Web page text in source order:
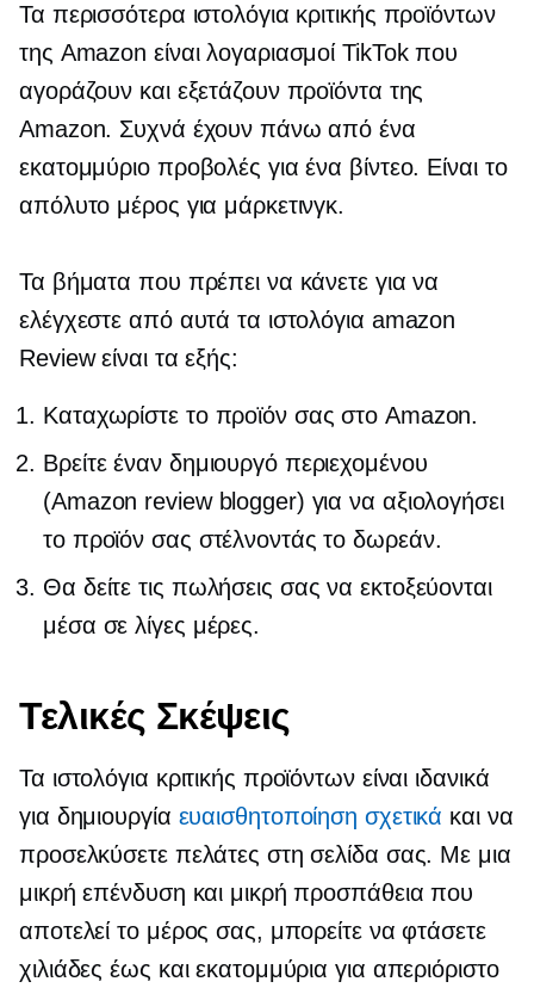
Τα περισσότερα ιστολόγια κριτικής προϊόντων
της Amazon είναι λογαριασμοί TikTok που
αγοράζουν και εξετάζουν προϊόντα της
Amazon. Συχνά έχουν πάνω από ένα
εκατομμύριο προβολές για ένα βίντεο. Είναι το
απόλυτο μέρος για μάρκετινγκ.
Τα βήματα που πρέπει να κάνετε για να
ελέγχεστε από αυτά τα ιστολόγια amazon
Review είναι τα εξής:
Καταχωρίστε το προϊόν σας στο Amazon.
Βρείτε έναν δημιουργό περιεχομένου
(Amazon review blogger) για να αξιολογήσει
το προϊόν σας στέλνοντάς το δωρεάν.
Θα δείτε τις πωλήσεις σας να εκτοξεύονται
μέσα σε λίγες μέρες.
Τελικές Σκέψεις
Τα ιστολόγια κριτικής προϊόντων είναι ιδανικά
για δημιουργία ευαισθητοποίηση σχετικά και να
προσελκύσετε πελάτες στη σελίδα σας. Με μια
μικρή επένδυση και μικρή προσπάθεια που
αποτελεί το μέρος σας, μπορείτε να φτάσετε
χιλιάδες έως και εκατομμύρια για απεριόριστο